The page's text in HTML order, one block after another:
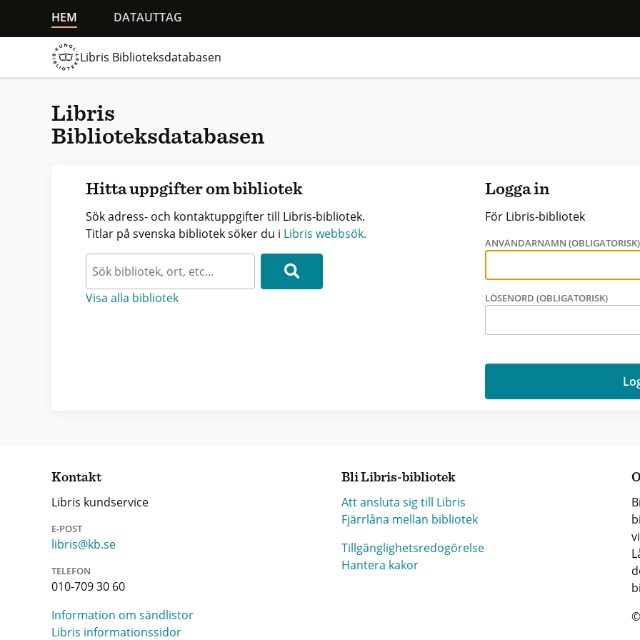
HEM DATAUTTAG
Libris Biblioteksdatabasen
Libris
Biblioteksdatabasen
Hitta uppgifter om bibliotek
Sök adress- och kontaktuppgifter till Libris-bibliotek.
Titlar på svenska bibliotek söker du i Libris webbsök.
Visa alla bibliotek
Logga in
För Libris-bibliotek
ANVÄNDARNAMN (OBLIGATORISK)
LÖSENORD (OBLIGATORISK)
Kontakt
Libris kundservice
E-POST
libris@kb.se
TELEFON
010-709 30 60
Information om sändlistor
Libris informationssidor
Bli Libris-bibliotek
Att ansluta sig till Libris
Fjärrlåna mellan bibliotek
Tillgänglighetsredogörelse
Hantera kakor